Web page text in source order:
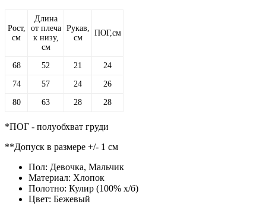
Рост,
см
Длина
от плеча
к низу,
см
Рукав,
см
ПОГ,см
68 52 21 24
74 57 24 26
80 63 28 28
*ПОГ - полуобхват груди
**Допуск в размере +/- 1 см
Пол: Девочка, Мальчик
Материал: Хлопок
Полотно: Кулир (100% х/б)
Цвет: Бежевый